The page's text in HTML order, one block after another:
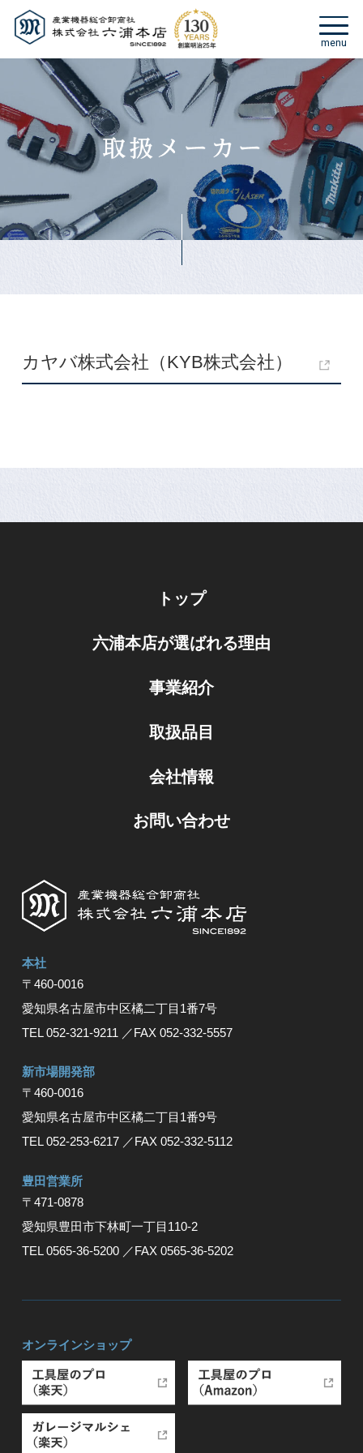
カヤバ株式会社（KYB株式会社）
トップ
六浦本店が選ばれる理由
事業紹介
取扱品目
会社情報
お問い合わせ
本社
〒460-0016
愛知県名古屋市中区橘⼆丁⽬1番7号
TEL 052-321-9211 ／FAX 052-332-5557
新市場開発部
〒460-0016
愛知県名古屋市中区橘二丁目1番9号
TEL 052-253-6217 ／FAX 052-332-5112
豊⽥営業所
〒471-0878
愛知県豊⽥市下林町⼀丁⽬110-2
TEL 0565-36-5200 ／FAX 0565-36-5202
オンラインショップ